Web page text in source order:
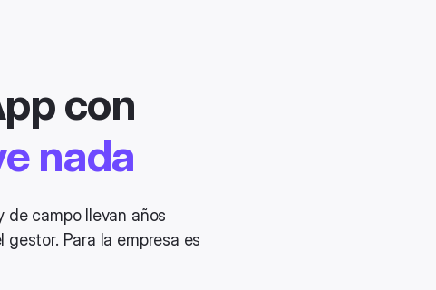
con
nada
de campo llevan años
Para la empresa es